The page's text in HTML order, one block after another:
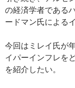
の経済学者である
ードマン氏による
今回はミレイ氏が
イパーインフレを
を紹介したい。